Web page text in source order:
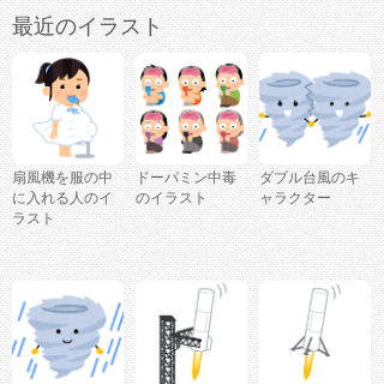
最近のイラスト
扇風機を服の中
に入れる人のイ
ラスト
ドーパミン中毒
のイラスト
ダブル台風のキ
ャラクター